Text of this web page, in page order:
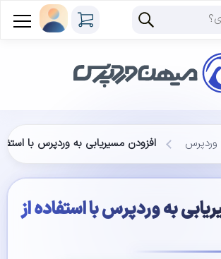
وردپرس افزودن مسیریابی به وردپرس با
به وردپرس با استفاده از